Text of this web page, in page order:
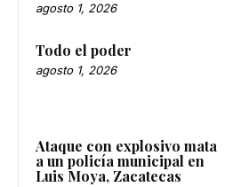
agosto 1, 2026
Todo el poder
agosto 1, 2026
Ataque con explosivo mata
a un policía municipal en
Luis Moya, Zacatecas